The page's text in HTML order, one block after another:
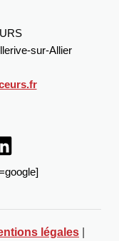
sur-Allier
légales